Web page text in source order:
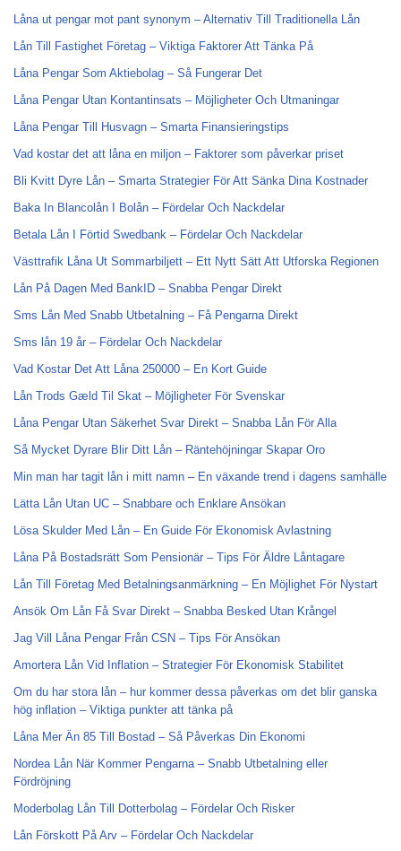
Låna ut pengar mot pant synonym – Alternativ Till Traditionella Lån
Lån Till Fastighet Företag – Viktiga Faktorer Att Tänka På
Låna Pengar Som Aktiebolag – Så Fungerar Det
Låna Pengar Utan Kontantinsats – Möjligheter Och Utmaningar
Låna Pengar Till Husvagn – Smarta Finansieringstips
Vad kostar det att låna en miljon – Faktorer som påverkar priset
Bli Kvitt Dyre Lån – Smarta Strategier För Att Sänka Dina Kostnader
Baka In Blancolån I Bolån – Fördelar Och Nackdelar
Betala Lån I Förtid Swedbank – Fördelar Och Nackdelar
Västtrafik Låna Ut Sommarbiljett – Ett Nytt Sätt Att Utforska Regionen
Lån På Dagen Med BankID – Snabba Pengar Direkt
Sms Lån Med Snabb Utbetalning – Få Pengarna Direkt
Sms lån 19 år – Fördelar Och Nackdelar
Vad Kostar Det Att Låna 250000 – En Kort Guide
Lån Trods Gæld Til Skat – Möjligheter För Svenskar
Låna Pengar Utan Säkerhet Svar Direkt – Snabba Lån För Alla
Så Mycket Dyrare Blir Ditt Lån – Räntehöjningar Skapar Oro
Min man har tagit lån i mitt namn – En växande trend i dagens samhälle
Lätta Lån Utan UC – Snabbare och Enklare Ansökan
Lösa Skulder Med Lån – En Guide För Ekonomisk Avlastning
Låna På Bostadsrätt Som Pensionär – Tips För Äldre Låntagare
Lån Till Företag Med Betalningsanmärkning – En Möjlighet För Nystart
Ansök Om Lån Få Svar Direkt – Snabba Besked Utan Krångel
Jag Vill Låna Pengar Från CSN – Tips För Ansökan
Amortera Lån Vid Inflation – Strategier För Ekonomisk Stabilitet
Om du har stora lån – hur kommer dessa påverkas om det blir ganska
hög inflation – Viktiga punkter att tänka på
Låna Mer Än 85 Till Bostad – Så Påverkas Din Ekonomi
Nordea Lån När Kommer Pengarna – Snabb Utbetalning eller
Fördröjning
Moderbolag Lån Till Dotterbolag – Fördelar Och Risker
Lån Förskott På Arv – Fördelar Och Nackdelar